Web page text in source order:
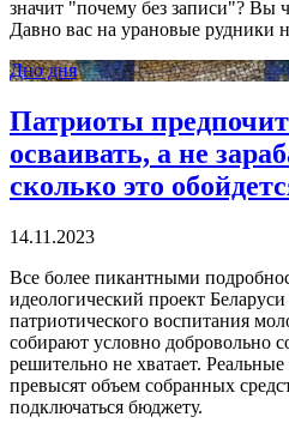
значит "почему без записи"? Вы
Давно вас на урановые рудники
Дно дня
Патриоты
осваивать, а не
сколько это
14.11.2023
Все более пикантными
идеологический проект
патриотического воспитания
собирают условно добровольно
решительно не хватает.
превысят объем собранных
подключаться бюджету.